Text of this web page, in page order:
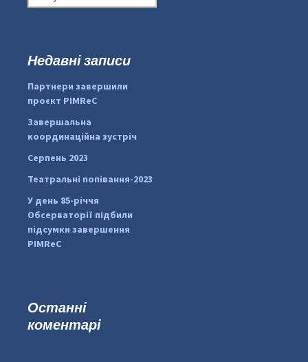
#PipIvanToday
pimrec_project
о
:Недавні записи
Партнери завершили
проєкт PIMReC
Завершальна
координаційна зустріч
Серпень 2023
Театральні попівання-2023
У день 85-річчя
Обсерваторії підбили
підсумки завершення
PIMReC
Останні
коментарі